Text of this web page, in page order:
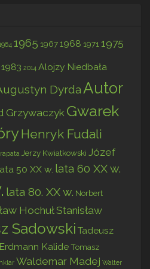
1965 19671968 1971 1975
1983 2014 Alojzy Niedbała
Dyrda Autor
Grzywaczyk Gwarek
Henryk Fudali
Jerzy Kwiatkowski Józef
50 XX w. lata 60 XX w.
lata 80. XX w. Norbert
HochułStanisław
Sadowski Tadeusz
KalideTomasz
Waldemar Madej Walter